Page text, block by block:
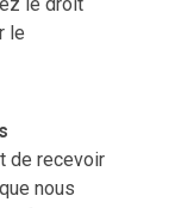
le
de recevoir
nous